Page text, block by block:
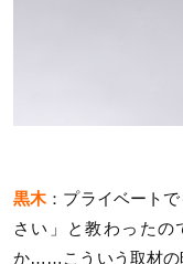
黒木：プライベート
さい」と教わった
か……こういう取材の